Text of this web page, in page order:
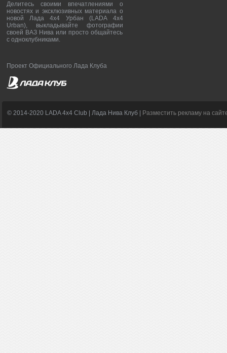
Делитесь своими впечатлениями о
новостях и эксклюзивных материала о
новой Лада 4х4 Урбан (LADA 4x4
Urban), выкладывайте фотографии
своей ВАЗ Нива или просто общайтесь
с одноклубниками.
Проект Официального Лада Клуба
© 2014-2020 LADA 4x4 Club | Лада Нива Клуб | Разместить рекламу на